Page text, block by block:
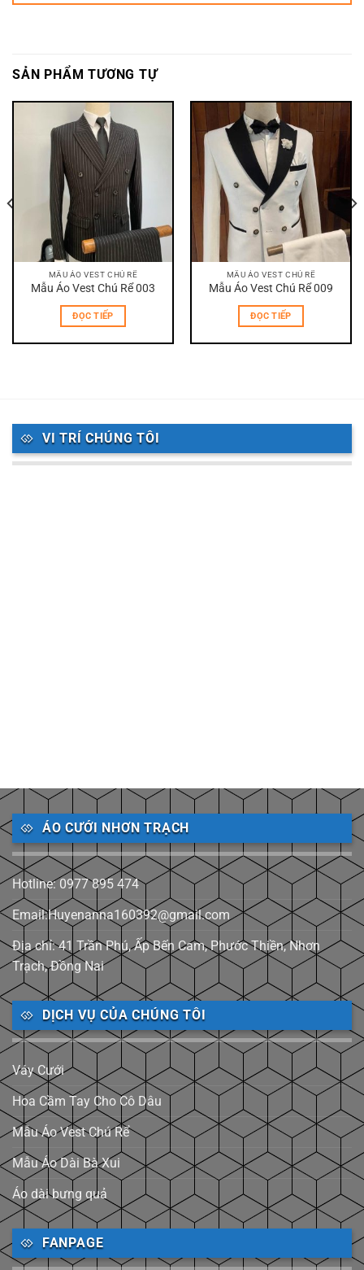
SẢN PHẨM TƯƠNG TỰ
MẪU ÁO VEST CHÚ RỂ
Mẫu Áo Vest Chú Rể 003
ĐỌC TIẾP
MẪU ÁO VEST CHÚ RỂ
Mẫu Áo Vest Chú Rể 009
ĐỌC TIẾP
VI TRÍ CHÚNG TÔI
ÁO CƯỚI NHƠN TRẠCH
Hotline: 0977 895 474
Email:Huyenanna160392@gmail.com
Địa chỉ: 41 Trần Phú, Ấp Bến Cam, Phước Thiền, Nhơn
Trạch, Đồng Nai
DỊCH VỤ CỦA CHÚNG TÔI
Váy Cưới
Hoa Cầm Tay Cho Cô Dâu
Mẫu Áo Vest Chú Rể
Mẫu Áo Dài Bà Xui
Áo dài bưng quả
FANPAGE